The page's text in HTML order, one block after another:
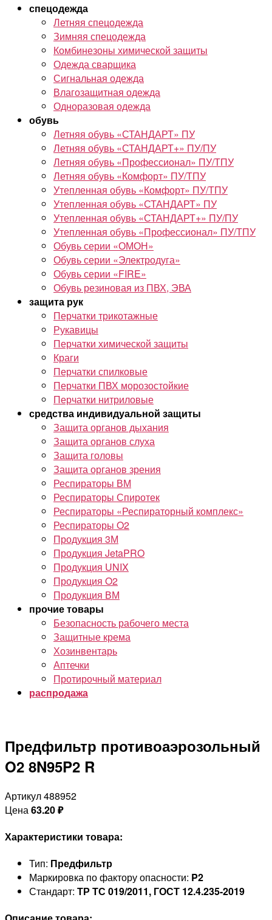
спецодежда
Летняя спецодежда
Зимняя спецодежда
Комбинезоны химической защиты
Одежда сварщика
Сигнальная одежда
Влагозащитная одежда
Одноразовая одежда
обувь
Летняя обувь «СТАНДАРТ» ПУ
Летняя обувь «СТАНДАРТ+» ПУ/ПУ
Летняя обувь «Профессионал» ПУ/ТПУ
Летняя обувь «Комфорт» ПУ/ТПУ
Утепленная обувь «Комфорт» ПУ/ТПУ
Утепленная обувь «СТАНДАРТ» ПУ
Утепленная обувь «СТАНДАРТ+» ПУ/ПУ
Утепленная обувь «Профессионал» ПУ/ТПУ
Обувь серии «ОМОН»
Обувь серии «Электродуга»
Обувь серии «FIRE»
Обувь резиновая из ПВХ, ЭВА
защита рук
Перчатки трикотажные
Рукавицы
Перчатки химической защиты
Краги
Перчатки спилковые
Перчатки ПВХ морозостойкие
Перчатки нитриловые
средства индивидуальной защиты
Защита органов дыхания
Защита органов слуха
Защита головы
Защита органов зрения
Респираторы ВМ
Респираторы Спиротек
Респираторы «Респираторный комплекс»
Респираторы O2
Продукция 3М
Продукция JetaPRO
Продукция UNIX
Продукция O2
Продукция ВМ
прочие товары
Безопасность рабочего места
Защитные крема
Хозинвентарь
Аптечки
Протирочный материал
распродажа
Предфильтр противоаэрозольный
O2 8N95P2 R
Артикул 488952
Цена63.20₽
Характеристики товара:
Тип: Предфильтр
Маркировка по фактору опасности: P2
Стандарт: ТР ТС 019/2011, ГОСТ 12.4.235-2019